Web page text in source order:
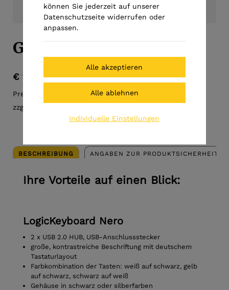
Großbuchstabentastatur
€ 137,95
Preis inkl. MwSt.
zzgl. Versandkosten
BESCHREIBUNG ANGABEN ZUR PRODUKTSICHERHEIT
Ihre Vorteile auf einen Blick:
LogicKeyboard Nero
2 x USB 2.0 HUB, USB-Anschlussstecker
große, kontrastreiche Beschriftung mit deutschem
Tastaturlayout
Farbkombination der Tasten: weiß auf schwarz, gelb
auf schwarz, schwarz auf weiß
Gehäuse in schwarz oder silberfarben
können Sie jederzeit auf unserer
Datenschutzseite widerrufen oder
anpassen.
Individuelle Einstellungen